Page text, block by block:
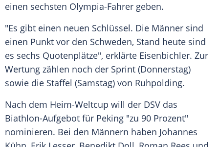
einen sechsten Olympia-Fahrer geben.
"Es gibt einen neuen Schlüssel. Die Männer sind
einen Punkt vor den Schweden, Stand heute sind
es sechs Quotenplätze", erklärte Eisenbichler. Zur
Wertung zählen noch der Sprint (Donnerstag)
sowie die Staffel (Samstag) von Ruhpolding.
Nach dem Heim-Weltcup will der DSV das
Biathlon-Aufgebot für Peking "zu 90 Prozent"
nominieren. Bei den Männern haben Johannes